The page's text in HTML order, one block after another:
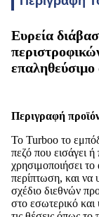
Ευρεία
Περιγραφή
Το Turboo το
πεζό που εισάγει ή
χρησιμοποιήσει
περίπτωση, και να
σχέδιο διεθνών
στο εσωτερικό και